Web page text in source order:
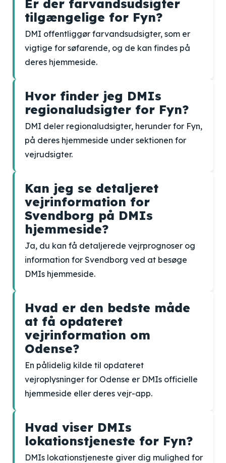
Er der farvandsudsigter
tilgængelige for Fyn?
DMI offentliggør farvandsudsigter, som er
vigtige for søfarende, og de kan findes på
deres hjemmeside.
Hvor finder jeg DMIs
regionaludsigter for Fyn?
DMI deler regionaludsigter, herunder for Fyn,
på deres hjemmeside under sektionen for
vejrudsigter.
Kan jeg se detaljeret
vejrinformation for
Svendborg på DMIs
hjemmeside?
Ja, du kan få detaljerede vejrprognoser og
information for Svendborg ved at besøge
DMIs hjemmeside.
Hvad er den bedste måde
at få opdateret
vejrinformation om
Odense?
En pålidelig kilde til opdateret
vejroplysninger for Odense er DMIs officielle
hjemmeside eller deres vejr-app.
Hvad viser DMIs
lokationstjeneste for Fyn?
DMIs lokationstjeneste giver dig mulighed for